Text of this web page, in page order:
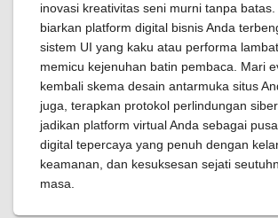
inovasi kreativitas seni murni tanpa batas.
biarkan platform digital bisnis Anda
sistem UI yang kaku atau performa
memicu kejenuhan batin pembaca. Mari
kembali skema desain antarmuka situs
juga, terapkan protokol perlindungan
jadikan platform virtual Anda sebagai
digital tepercaya yang penuh dengan
keamanan, dan kesuksesan sejati
masa.